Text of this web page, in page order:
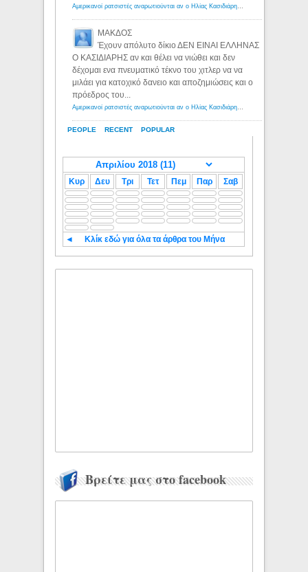
PEOPLE RECENT POPULAR
Αμερικανοί ρατσιστές αναρωτιούνται αν ο Ηλίας Κασιδιάρης ανήκει στη λευκή φυλή... - Λόγιος Ερμής
ΜΑΚΔΟΣ
Έχουν απόλυτο δίκιο ΔΕΝ ΕΙΝΑΙ ΕΛΛΗΝΑΣ
Ο ΚΑΣΙΔΙΑΡΗΣ αν και θέλει να νιώθει και δεν
δέχομαι ενα πνευματικό τέκνο του χιτλερ να να
μιλάει για κατοχικό δανειο και αποζημιώσεις και ο
πρόεδρος του...
Αμερικανοί ρατσιστές αναρωτιούνται αν ο Ηλίας Κασιδιάρης ανήκει στη λευκή φυλή... - Λόγιος Ερμής
Κυρ Δευ Τρι Τετ Πεμ Παρ Σαβ
◄ Κλίκ εδώ για όλα τα άρθρα του Μήνα
Βρείτε μας στο facebook